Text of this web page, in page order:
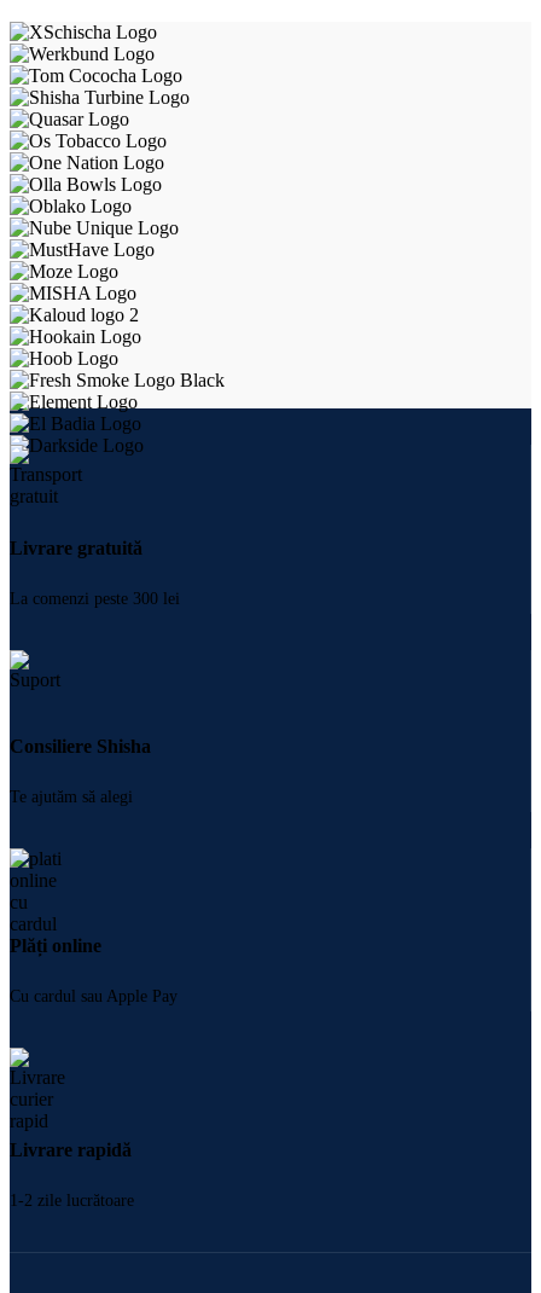
Livrare gratuită
La comenzi peste 300 lei
Consiliere Shisha
Te ajutăm să alegi
Plăți online
Cu cardul sau Apple Pay
Livrare rapidă
1-2 zile lucrătoare